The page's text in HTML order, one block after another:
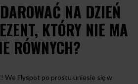
NA DZIEŃ
KTÓRY NIE MA
RÓWNYCH?
We Flyspot po prostu uniesie się w